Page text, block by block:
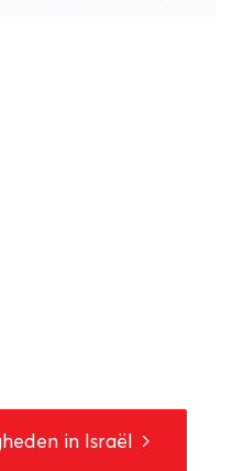
in Israël